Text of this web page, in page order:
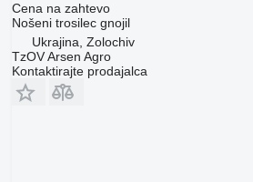
Cena na zahtevo
Nošeni trosilec gnojil
Ukrajina, Zolochiv
TzOV Arsen Agro
Kontaktirajte prodajalca